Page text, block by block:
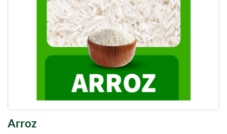
Arroz